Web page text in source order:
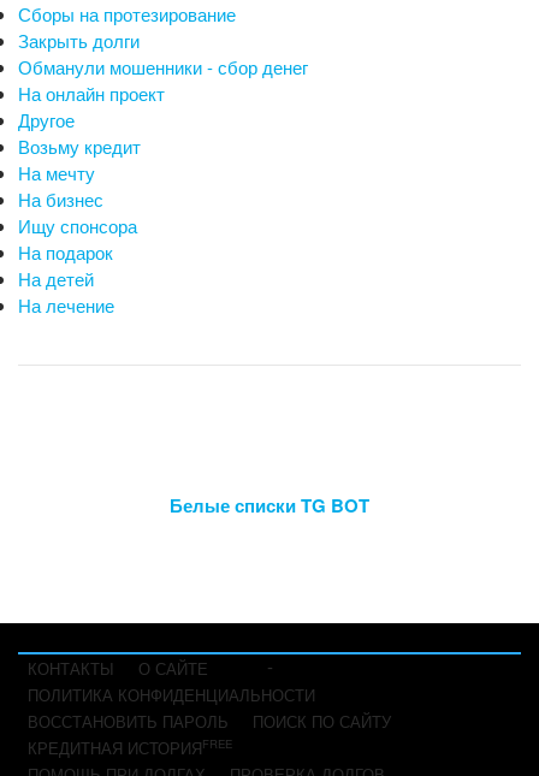
Сборы на протезирование
Закрыть долги
Обманули мошенники - сбор денег
На онлайн проект
Другое
Возьму кредит
На мечту
На бизнес
Ищу спонсора
На подарок
На детей
На лечение
Белые списки TG BOT
-
КОНТАКТЫ
О САЙТЕ
ПОЛИТИКА КОНФИДЕНЦИАЛЬНОСТИ
ВОССТАНОВИТЬ ПАРОЛЬ
ПОИСК ПО САЙТУ
КРЕДИТНАЯ ИСТОРИЯFREE